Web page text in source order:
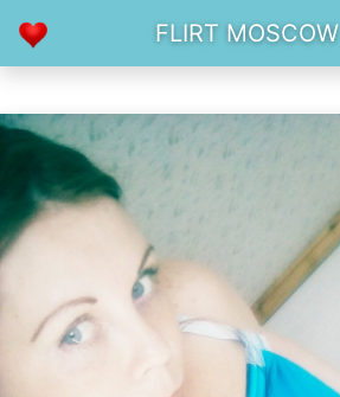
FLIRT MOSCOW